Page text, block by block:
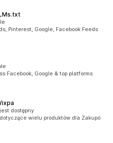
Pinterest, Google, Facebook Feeds
Facebook, Google & top platforms
dostępny
wielu produktów dla Zakupó